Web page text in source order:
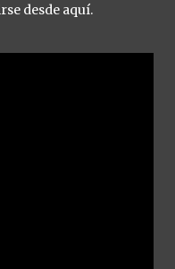
desde aquí.